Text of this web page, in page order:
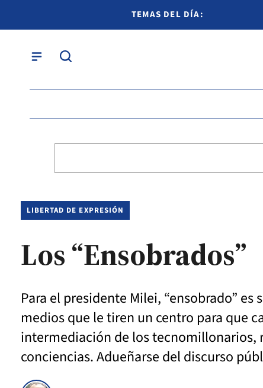
TEMAS DEL DÍA:
LIBERTAD DE EXPRESIÓN
Los “Ensobrados”
Para el presidente Milei, “ensobrado”
medios que le tiren un centro para que
intermediación de los tecnomillonarios,
conciencias. Adueñarse del discurso